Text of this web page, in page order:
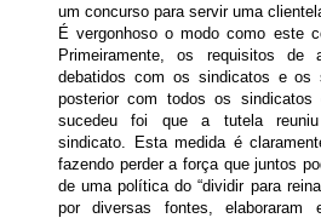
um concurso para servir uma
É vergonhoso o modo como este
Primeiramente, os requisitos de
debatidos com os sindicatos e os
posterior com todos os
sucedeu foi que a tutela reuniu
sindicato. Esta medida é
fazendo perder a força que juntos
de uma política do “dividir para
por diversas fontes, elaboraram